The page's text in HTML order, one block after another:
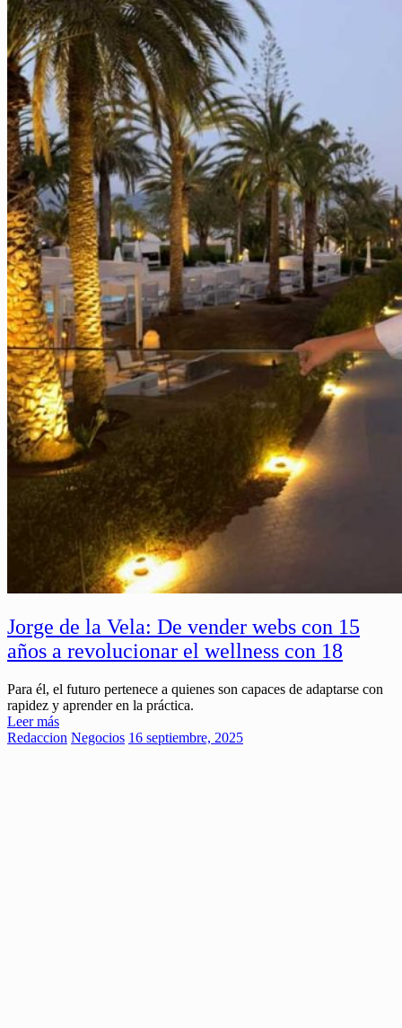
Jorge de la Vela: De vender webs con 15
años a revolucionar el wellness con 18
Para él, el futuro pertenece a quienes son capaces de adaptarse con
rapidez y aprender en la práctica.
Leer más
Redaccion Negocios 16 septiembre, 2025